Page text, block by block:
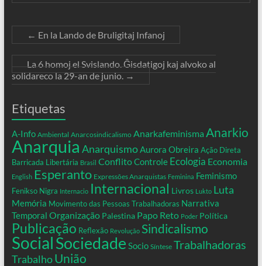
← En la Lando de Bruligitaj Infanoj
La 6 homoj el Svislando. Ĝisdatigoj kaj alvoko al
solidareco la 29-an de junio.→
Etiquetas
A-Info Ambiental Anarcosindicalismo Anarkafeminisma Anarkio
Anarquia AnarquismoAurora Obreira Ação Direta
Barricada Libertária Brasil ConflitoControle Ecologia Economia
English Esperanto Expressões Anarquistas Feminina Feminismo
Fenikso Nigra Internacio Internacional Livros Lukto Luta
Memória Movimento das Pessoas Trabalhadoras Narrativa
Temporal Organização Palestina Papo Reto Poder Política
Publicação Reflexão Revolução Sindicalismo
SocialSociedade Socio Síntese Trabalhadoras
Trabalho União